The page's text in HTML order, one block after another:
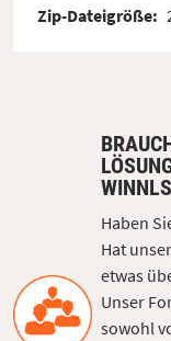
Zip-Dateigröße:
Haben
Hat
etwas
Unser
sowohl